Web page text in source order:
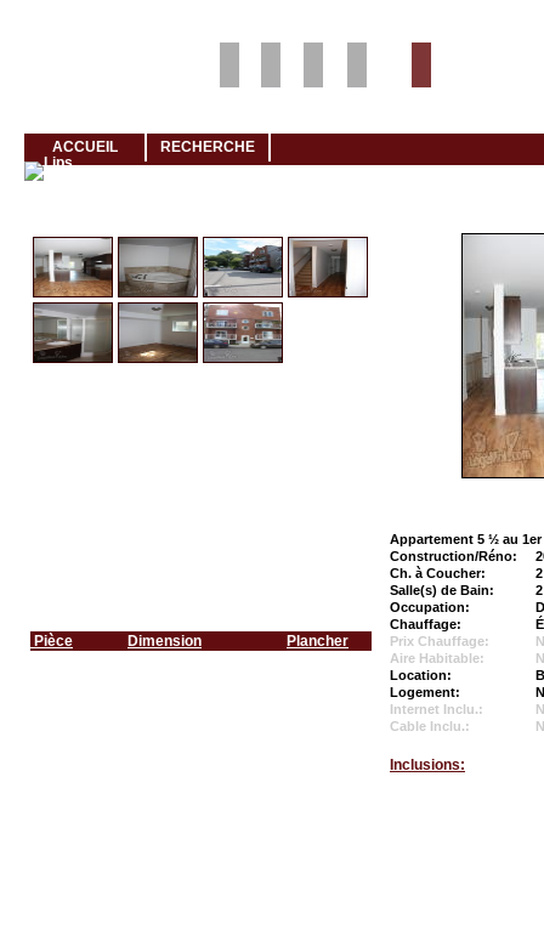
ACCUEIL RECHERCHE
Pièce Dimension Plancher
Appartement 5 ½ au 1er
Construction/Réno:
Ch. à Coucher:
2
Salle(s) de Bain:
2
Occupation:
Chauffage:
Prix Chauffage:
Aire Habitable:
Location:
Logement:
Internet Inclu.:
Cable Inclu.:
Inclusions: